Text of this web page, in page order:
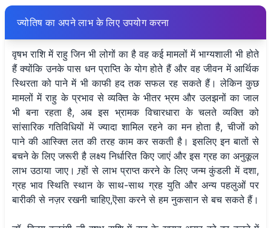
ज्योतिष का अपने लाभ के लिए उपयोग करना
वृषभ राशि में राहु जिन भी लोगों का है वह कई मामलों में भाग्यशाली भी होते
हैं क्योंकि उनके पास धन प्राप्ति के योग होते हैं और वह जीवन में आर्थिक
स्थिरता को पाने में भी काफी हद तक सफल रह सकते हैं। लेकिन कुछ
मामलों में राहु के प्रभाव से व्यक्ति के भीतर भ्रम और उलझनों का जाल
भी बना रहता है, अब इस भ्रामक विचारधारा के चलते व्यक्ति को
सांसारिक गतिविधियों में ज्यादा शामिल रहने का मन होता है, चीजों को
पाने की आस्क्ति लत की तरह काम कर सकती है। इसलिए इन बातों से
बचने के लिए जरूरी है लक्ष्य निर्धारित किए जाएं और इस ग्रह का अनुकूल
लाभ उठाया जाए। ग्र्हों से लाभ प्राप्त करने के लिए जन्म कुंडली में दशा,
ग्रह भाव स्थिति स्थान के साथ-साथ ग्रह युति और अन्य पहलुओं पर
बारीकी से नज़र रखनी चाहिए,ऎसा करने से हम नुकसान से बच सकते हैं।